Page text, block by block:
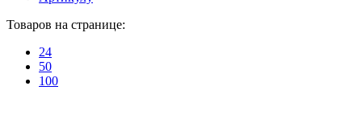
Товаров на странице:
24
50
100